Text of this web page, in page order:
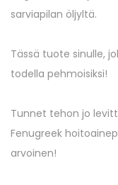
sarviapilan öljyltä.
Tässä tuote sinulle,
todella pehmoisiksi!
Tunnet tehon jo
Fenugreek
arvoinen!